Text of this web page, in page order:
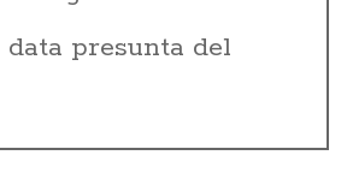
presunta del